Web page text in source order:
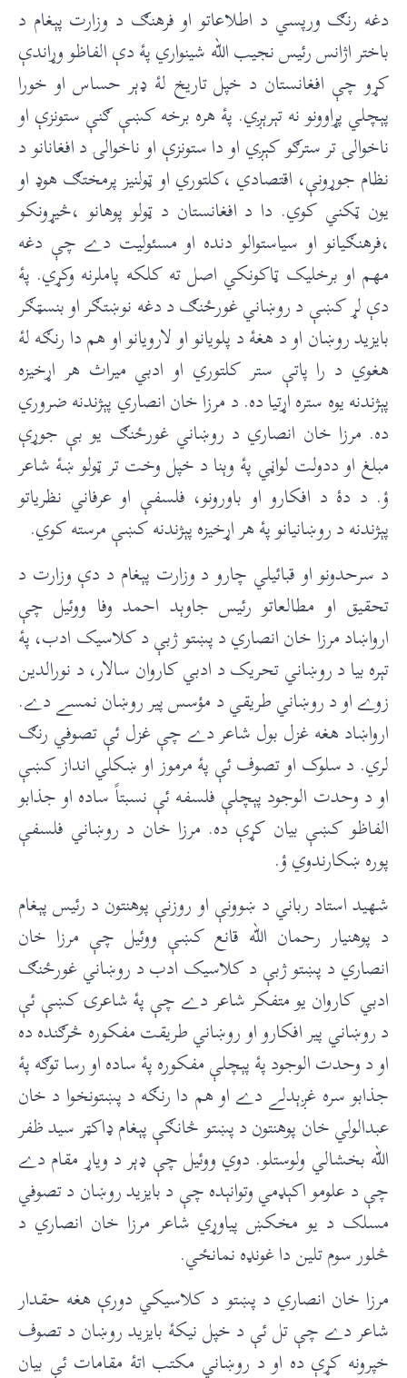
دغه رنګ ورپسي د اطلاعاتو او فرهنګ د وزارت پېغام د
باختر اژانس رئیس نجیب الله شینواري پۀ دې الفاظو وړاندې
کړو چې افغانستان د خپل تاريخ لۀ ډېر حساس او خورا
پېچلي پړاوونو نه تېرېږي. پۀ هره برخه کښې ګنې ستونزې او
ناخوالۍ تر سترګو کېږي او دا ستونزې او ناخوالۍ د افغانانو د
نظام جوړونې، اقتصادي ،کلتوري او ټولنيز پرمختګ هوډ او
يون ټکني کوي. دا د افغانستان د ټولو پوهانو ،څيړونکو
،فرهنګيانو او سياستوالو دنده او مسئوليت دے چې دغه
مهم او برخليک ټاکونکي اصل ته کلکه پاملرنه وکړي. پۀ
دې لړ کښې د روښاني غورځنګ د دغه نوښتګر او بنسټګر
بايزيد روښان او د هغۀ د پلويانو او لارويانو او هم دا رنګه لۀ
هغوي د را پاتې ستر کلتوري او ادبي ميراث هر اړخيزه
پېژندنه يوه ستره اړتيا ده. د مرزا خان انصاري پېژندنه ضروري
ده. مرزا خان انصاري د روښاني غورځنګ يو بې جوړې
مبلغ او ددولت لواڼي پۀ وېنا د خپل وخت تر ټولو ښۀ شاعر
ؤ. د دۀ د افکارو او باورونو، فلسفې او عرفاني نظرياتو
پېژندنه د روښانيانو پۀ هر اړخيزه پېژندنه کښې مرسته کوي.
د سرحدونو او قبائیلي چارو د وزارت پېغام د دې وزارت د
تحقيق او مطالعاتو رئيس جاوېد احمد وفا ووئيل چې
ارواښاد مرزا خان انصاري د پښتو ژبې د کلاسيک ادب، پۀ
تېره بيا د روښاني تحريک د ادبي کاروان سالار، د نورالدين
زوے او د روښاني طريقي د مؤسس پير روښان نمسے دے.
ارواښاد هغه غزل بول شاعر دے چې غزل ئې تصوفي رنګ
لري. د سلوک او تصوف ئې پۀ مرموز او ښکلي انداز کښې
او د وحدت الوجود پېچلې فلسفه ئې نسبتاً ساده او جذابو
الفاظو کښې بيان کړې ده. مرزا خان د روښاني فلسفې
پوره ښکارندوي ؤ.
شهيد استاد رباني د ښوونې او روزنې پوهنتون د رئيس پېغام
د پوهنيار رحمان الله قانع کښې ووئيل چې مرزا خان
انصاري د پښتو ژبې د کلاسيک ادب د روښاني غورځنګ
ادبي کاروان يو متفکر شاعر دے چې پۀ شاعرۍ کښې ئې
د روښاني پير افکارو او روښاني طريقت مفکوره څرګنده ده
او د وحدت الوجود پۀ پېچلې مفکوره پۀ ساده او رسا توګه پۀ
جذابو سره غږېدلے دے او هم دا رنګه د پښتونخوا د خان
عبدالولي خان پوهنتون د پښتو څانګې پېغام ډاکټر سيد ظفر
الله بخشالي ولوستلو. دوي ووئيل چې ډېر د وياړ مقام دے
چې د علومو اکېډمي وتوانېده چې د بايزيد روښان د تصوفي
مسلک د يو مخکښ پياوړي شاعر مرزا خان انصاري د
څلور سوم تلين دا غونډه نمانځي.
مرزا خان انصاري د پښتو د کلاسیکي دورې هغه حقدار
شاعر دے چې تل ئې د خپل نيکۀ بايزيد روښان د تصوف
خپرونه کړې ده او د روښاني مکتب اتۀ مقامات ئې بيان